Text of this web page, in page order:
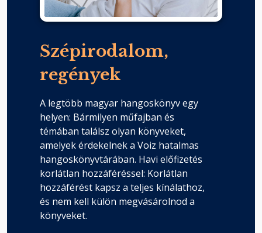
Szépirodalom,
regények
A legtöbb magyar hangoskönyv egy
helyen: Bármilyen műfajban és
témában találsz olyan könyveket,
amelyek érdekelnek a Voiz hatalmas
hangoskönyvtárában. Havi előfizetés
korlátlan hozzáféréssel: Korlátlan
hozzáférést kapsz a teljes kínálathoz,
és nem kell külön megvásárolnod a
könyveket.